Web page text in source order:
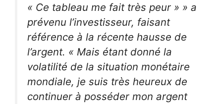
« Ce tableau me fait très peur » » a
prévenu l’investisseur, faisant
référence à la récente hausse de
l’argent. « Mais étant donné la
volatilité de la situation monétaire
mondiale, je suis très heureux de
continuer à posséder mon argent